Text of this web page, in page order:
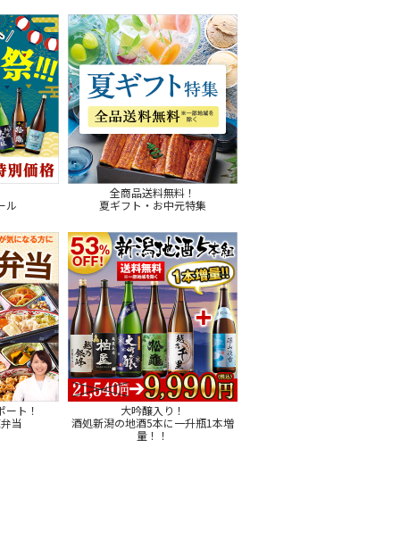
ル
全商品送料無料！
夏ギフト・お中元特集
ト！
当
大吟醸入り！
酒処新潟の地酒5本に一升瓶1本増
量！！